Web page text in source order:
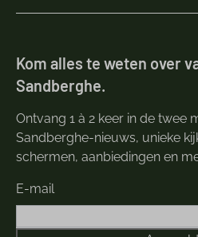
Kom alles te weten over
Sandberghe.
Ontvang 1 à 2 keer in de twee
Sandberghe-nieuws, unieke
schermen, aanbiedingen en
E-mail